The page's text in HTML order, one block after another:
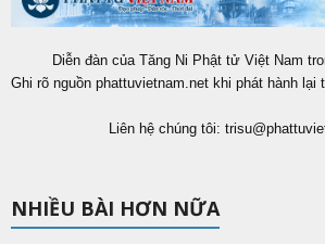
Diễn đàn của Tăng Ni Phật tử Việt Nam
Ghi rõ nguồn phattuvietnam.net khi phát hành lại
Liên hệ chúng tôi:
NHIỀU BÀI HƠN NỮA